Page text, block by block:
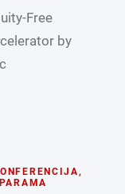
Free
by
,